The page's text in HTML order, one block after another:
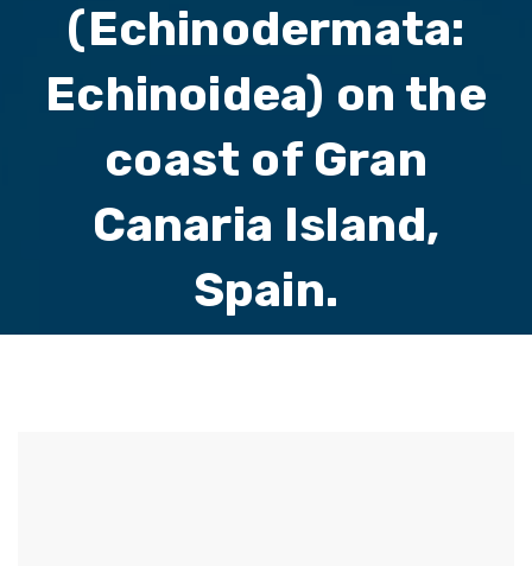
(Echinodermata:
Echinoidea) on the
coast of Gran
Canaria Island,
Spain.